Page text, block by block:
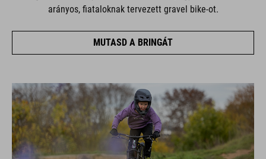
arányos, fiataloknak tervezett gravel bike-ot.
MUTASD A BRINGÁT